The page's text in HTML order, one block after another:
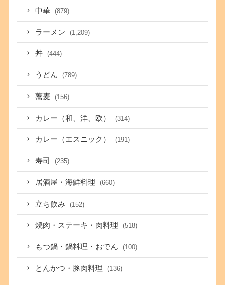
中華 (879)
ラーメン (1,209)
丼 (444)
うどん (789)
蕎麦 (156)
カレー（和、洋、欧） (314)
カレー（エスニック） (191)
寿司 (235)
居酒屋・海鮮料理 (660)
立ち飲み (152)
焼肉・ステーキ・肉料理 (518)
もつ鍋・鍋料理・おでん (100)
とんかつ・豚肉料理 (136)